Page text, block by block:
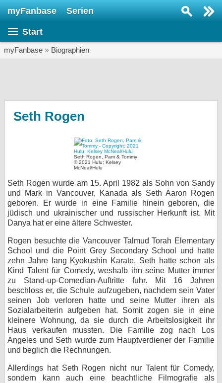
myFanbase Serien
Start
myFanbase » Biographien
Seth Rogen
Seth Rogen, Pam & Tommy
© 2021 Hulu; Kelsey
McNeal/Hulu
Seth Rogen wurde am 15. April 1982 als Sohn von Sandy
und Mark in Vancouver, Kanada als Seth Aaron Rogen
geboren. Er wurde in eine Familie hinein geboren, die
jüdisch und ukrainischer und russischer Herkunft ist. Mit
Danya hat er eine ältere Schwester.
Rogen besuchte die Vancouver Talmud Torah Elementary
School und die Point Grey Secondary School und hatte
zehn Jahre lang Kyokushin Karate. Seth hatte schon als
Kind Talent für Comedy, weshalb ihn seine Mutter immer
zu Stand-up-Comedian-Auftritte fuhr. Mit 16 Jahren
beschloss er, die Schule aufzugeben, nachdem sein Vater
seinen Job verloren hatte und seine Mutter ihren als
Sozialarbeiterin aufgeben hat. Somit zogen sie in eine
kleinere Wohnung, da sie durch die Arbeitslosigkeit ihr
Haus verkaufen mussten. Die Familie zog nach Los
Angeles und Seth wurde zum Hauptverdiener der Familie
und beglich die Rechnungen.
Allerdings hat Seth Rogen nicht nur Talent für Comedy,
sondern kann auch eine beachtliche Filmografie als
KULTUR
Specials
Gewinnspiele
Forum
bei Facebook
Kontakt
Nutzungsbedingungen
Datenschutz
Cookie-Einstellungen
Impressum